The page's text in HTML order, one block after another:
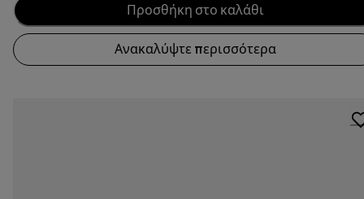
Προσθήκη στο καλάθι
Ανακαλύψτε περισσότερα